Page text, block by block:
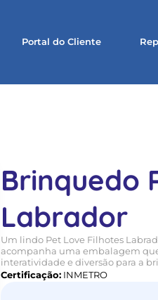
Portal do Cliente
Brinquedo
Labrador
Um lindo Pet Love Filhotes
acompanha uma embalagem
interatividade e diversão para a
Certificação: INMETRO